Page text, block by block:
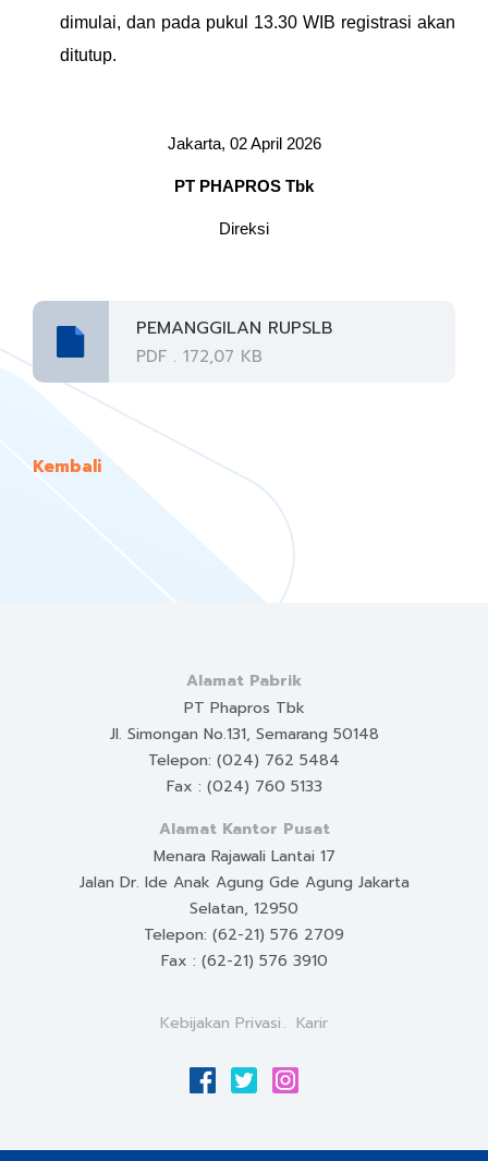
dimulai, dan pada pukul 13.30 WIB registrasi akan
ditutup.
Jakarta, 02 April 2026
PT PHAPROS Tbk
Direksi
PEMANGGILAN RUPSLB
PDF . 172,07 KB
Kembali
Alamat Pabrik
PT Phapros Tbk
Jl. Simongan No.131, Semarang 50148
Telepon: (024) 762 5484
Fax : (024) 760 5133
Alamat Kantor Pusat
Menara Rajawali Lantai 17
Jalan Dr. Ide Anak Agung Gde Agung Jakarta
Selatan, 12950
Telepon: (62-21) 576 2709
Fax : (62-21) 576 3910
Kebijakan Privasi Karir